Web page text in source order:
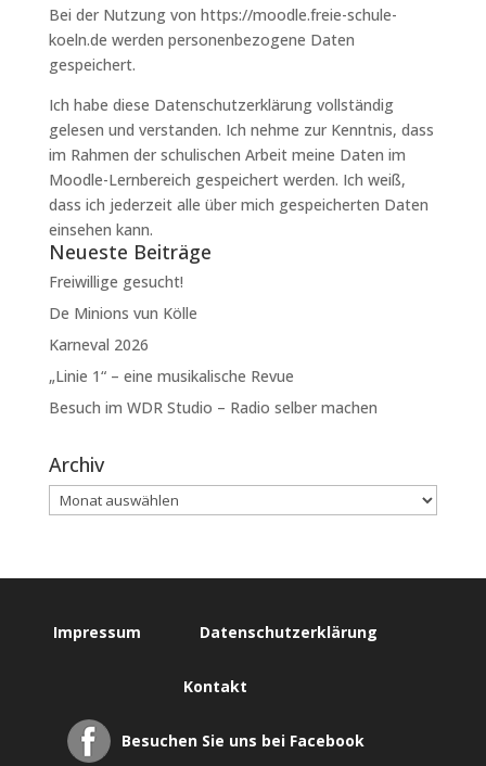
Bei der Nutzung von https://moodle.freie-schule-
koeln.de werden personenbezogene Daten
gespeichert.
Ich habe diese Datenschutzerklärung vollständig
gelesen und verstanden. Ich nehme zur Kenntnis, dass
im Rahmen der schulischen Arbeit meine Daten im
Moodle-Lernbereich gespeichert werden. Ich weiß,
dass ich jederzeit alle über mich gespeicherten Daten
einsehen kann.
Neueste Beiträge
Freiwillige gesucht!
De Minions vun Kölle
Karneval 2026
„Linie 1“ – eine musikalische Revue
Besuch im WDR Studio – Radio selber machen
Archiv
Impressum Datenschutzerklärung
Kontakt
Besuchen Sie uns bei Facebook